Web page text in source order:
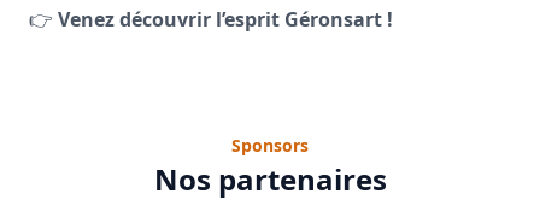
👉 Venez découvrir l’esprit Géronsart !
Sponsors
Nos partenaires